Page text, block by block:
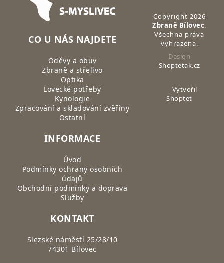
CO U NÁS NAJDETE
Oděvy a obuv
Zbraně a střelivo
Optika
Lovecké potřeby
Kynologie
Zpracování a skladování zvěřiny
Ostatní
INFORMACE
Úvod
Podmínky ochrany osobních
údajů
Obchodní podmínky a doprava
Služby
KONTAKT
Slezské náměstí 25/28/10
74301 Bílovec
Copyright 2026
Zbraně Bílovec.
Všechna práva
vyhrazena.
Design
Shoptetak.cz
Vytvořil
Shoptet